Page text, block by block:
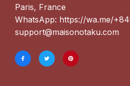
Paris, France
WhatsApp: https://wa.me/
support@maisonotaku.com